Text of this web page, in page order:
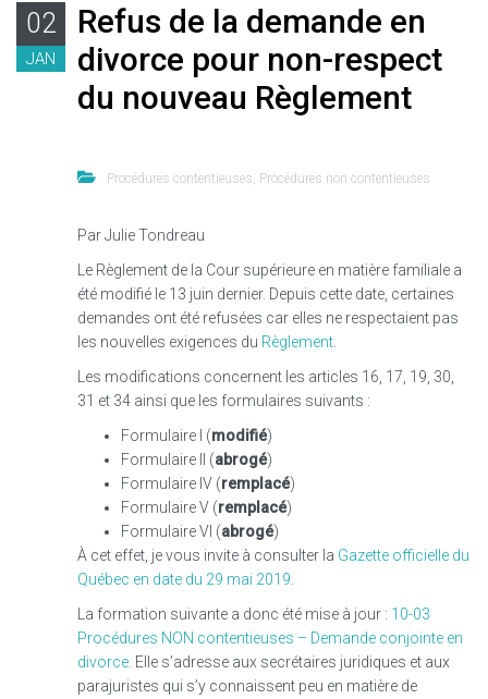
02
JAN
Refus de la demande en
divorce pour non-respect
du nouveau Règlement
Procédures contentieuses, Procédures non contentieuses
Par Julie Tondreau
Le Règlement de la Cour supérieure en matière familiale a
été modifié le 13 juin dernier. Depuis cette date, certaines
demandes ont été refusées car elles ne respectaient pas
les nouvelles exigences du Règlement
Les modifications concernent les articles 16, 17, 19, 30,
31 et 34 ainsi que les formulaires suivants :
Formulaire I (modifié)
Formulaire II (abrogé)
Formulaire IV (remplacé)
Formulaire V (remplacé)
Formulaire VI (abrogé)
À cet effet, je vous invite à consulter la Gazette officielle du
Québec en date du 29 mai 2019
La formation suivante a donc été mise à jour : 10-03
Procédures NON contentieuses – Demande conjointe en
divorce. Elle s’adresse aux secrétaires juridiques et aux
parajuristes qui s’y connaissent peu en matière de